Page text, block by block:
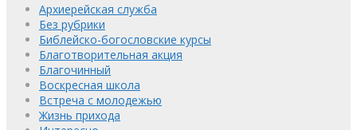
Архиерейская служба
Без рубрики
Библейско-богословские курсы
Благотворительная акция
Благочинный
Воскресная школа
Встреча с молодежью
Жизнь прихода